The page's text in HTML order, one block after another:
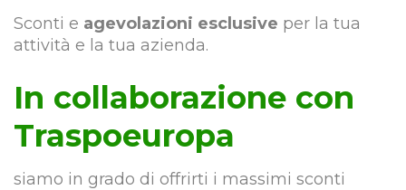
Sconti e agevolazioni esclusive per la tua
attività e la tua azienda.
In collaborazione con
Traspoeuropa
siamo in grado di offrirti i massimi sconti